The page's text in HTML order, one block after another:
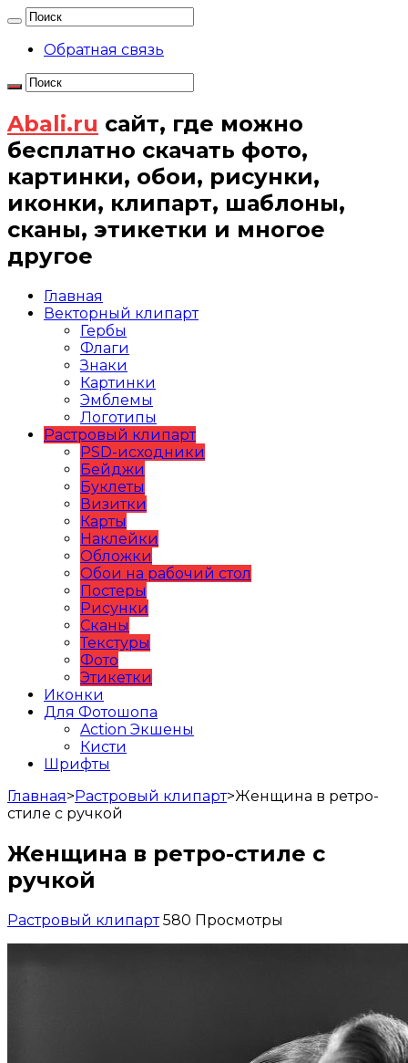
Обратная связь
Abali.ru сайт, где можно
бесплатно скачать фото,
картинки, обои, рисунки,
иконки, клипарт, шаблоны,
сканы, этикетки и многое
другое
Главная
Векторный клипарт
Гербы
Флаги
Знаки
Картинки
Эмблемы
Логотипы
Растровый клипарт
PSD-исходники
Бейджи
Буклеты
Визитки
Карты
Наклейки
Обложки
Обои на рабочий стол
Постеры
Рисунки
Сканы
Текстуры
Фото
Этикетки
Иконки
Для Фотошопа
Action Экшены
Кисти
Шрифты
Главная>Растровый клипарт>Женщина в ретро-
стиле с ручкой
Женщина в ретро-стиле с
ручкой
Растровый клипарт 580 Просмотры